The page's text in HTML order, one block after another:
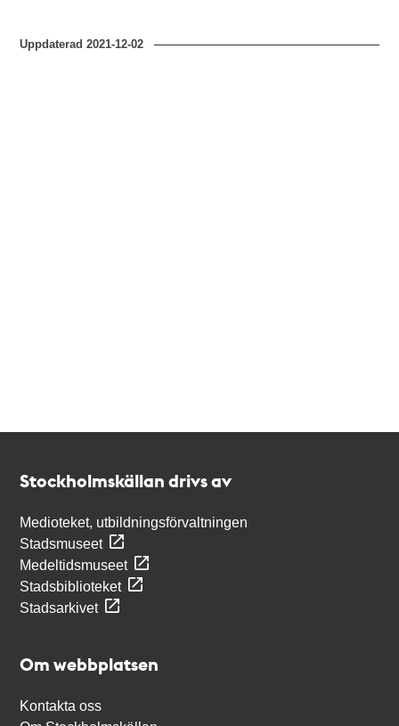
Uppdaterad2021-12-02
Stockholmskällan drivs av
Medioteket, utbildningsförvaltningen
Stadsmuseet
Medeltidsmuseet
Stadsbiblioteket
Stadsarkivet
Om webbplatsen
Kontakta oss